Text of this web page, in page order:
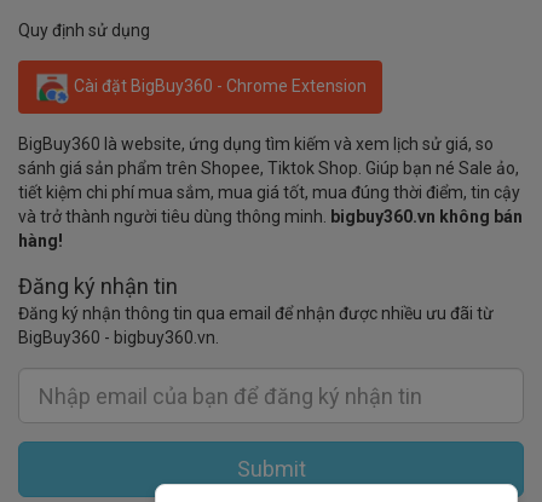
Quy định sử dụng
Cài đặt BigBuy360 - Chrome Extension
BigBuy360 là website, ứng dụng tìm kiếm và xem lịch sử giá, so
sánh giá sản phẩm trên Shopee, Tiktok Shop. Giúp bạn né Sale ảo,
tiết kiệm chi phí mua sắm, mua giá tốt, mua đúng thời điểm, tin cậy
và trở thành người tiêu dùng thông minh. bigbuy360.vn không bán
hàng!
Đăng ký nhận tin
Đăng ký nhận thông tin qua email để nhận được nhiều ưu đãi từ
BigBuy360 - bigbuy360.vn.
Submit